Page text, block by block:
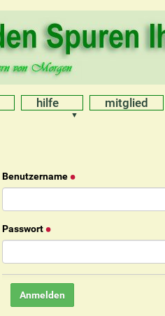
hilfe mitglied
Benutzername
Passwort